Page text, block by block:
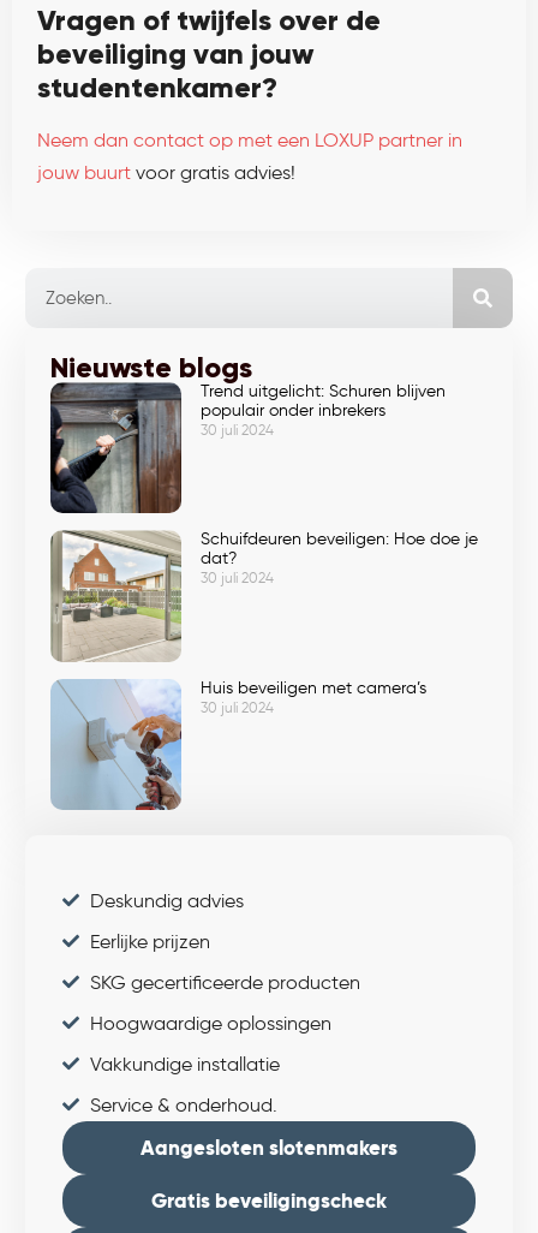
Vragen of twijfels over de
beveiliging van jouw
studentenkamer?
Neem dan contact op met een LOXUP partner in
jouw buurt voor gratis advies!
Nieuwste blogs
Trend uitgelicht: Schuren blijven
populair onder inbrekers
30 juli 2024
Schuifdeuren beveiligen: Hoe doe je
dat?
30 juli 2024
Huis beveiligen met camera’s
30 juli 2024
Deskundig advies
Eerlijke prijzen
SKG gecertificeerde producten
Hoogwaardige oplossingen
Vakkundige installatie
Service & onderhoud.
Aangesloten slotenmakers
Gratis beveiligingscheck